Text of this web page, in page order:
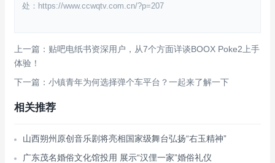
处：https://www.ccwqtv.com.cn/?p=207
上一篇：贴吧电纸书资深用户，从7个方面详谈BOOX Poke2上手
体验！
下一篇：小镇青年为何选择弹个车平台？一起来了解一下
相关推荐
山西朔州原创音乐剧将亮相国家级舞台弘扬“右玉精神”
广东茂名婚俗文化馆投用 展示“汉俚一家”婚俗礼仪